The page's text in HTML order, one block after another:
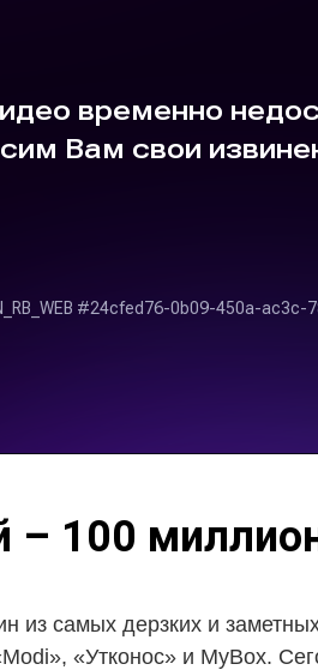
– 100
из самых дерзких и
«Утконос» и MyBox.